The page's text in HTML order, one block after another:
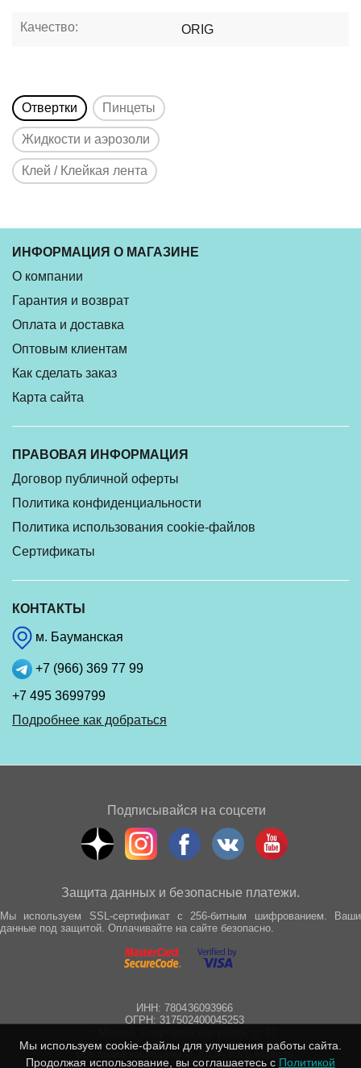
Качество: ORIG
Отвертки Пинцеты
Жидкости и аэрозоли
Клей / Клейкая лента
ИНФОРМАЦИЯ О МАГАЗИНЕ
О компании
Гарантия и возврат
Оплата и доставка
Оптовым клиентам
Как сделать заказ
Карта сайта
ПРАВОВАЯ ИНФОРМАЦИЯ
Договор публичной оферты
Политика конфиденциальности
Политика использования cookie-файлов
Сертификаты
КОНТАКТЫ
м. Бауманская
+7 (966) 369 77 99
+7 495 3699799
Подробнее как добраться
Подписывайся на соцсети
Защита данных и безопасные платежи.
Мы используем SSL-сертификат с 256-битным шифрованием. Ваши
данные под защитой. Оплачивайте на сайте безопасно.
ИНН: 780436093966
ОГРН: 317502400045253
Все права защищены © 2012 - 2025 wepro.ru
Мы используем cookie-файлы для улучшения работы сайта.
Продолжая использование, вы соглашаетесь с Политикой